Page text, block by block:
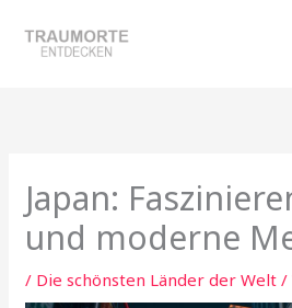
Inhalt
Japan:
und moderne
/ Die schönsten Länder der Welt /